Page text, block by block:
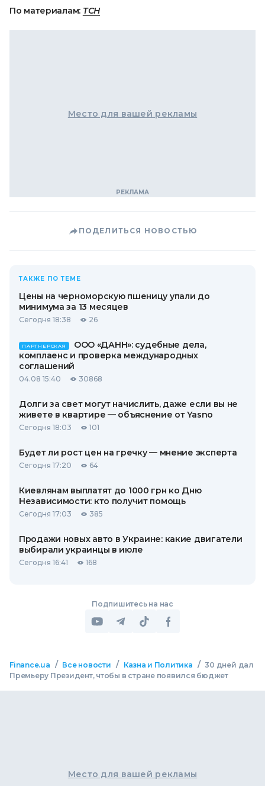
По материалам: ТСН
Место для вашей рекламы
ПОДЕЛИТЬСЯ НОВОСТЬЮ
ТАКЖЕ ПО ТЕМЕ
Цены на черноморскую пшеницу упали до
минимума за 13 месяцев
Сегодня 18:38 26
ПАРТНЕРСКАЯ
ООО «ДАНН»: судебные дела,
комплаенс и проверка международных
соглашений
04.08 15:40 30868
Долги за свет могут начислить, даже если вы не
живете в квартире — объяснение от Yasno
Сегодня 18:03 101
Будет ли рост цен на гречку — мнение эксперта
Сегодня 17:20 64
Киевлянам выплатят до 1000 грн ко Дню
Независимости: кто получит помощь
Сегодня 17:03 385
Продажи новых авто в Украине: какие двигатели
выбирали украинцы в июле
Сегодня 16:41 168
Подпишитесь на нас
Finance.ua / Все новости / Казна и Политика / 30 дней дал
Премьеру Президент, чтобы в стране появился бюджет
Место для вашей рекламы